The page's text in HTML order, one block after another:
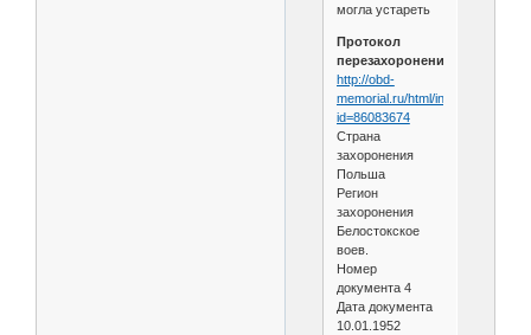
могла устареть
Протокол
перезахоронения
http://obd-
memorial.ru/html/info.htm?
id=86083674
Страна
захоронения
Польша
Регион
захоронения
Белостокское
воев.
Номер
документа 4
Дата документа
10.01.1952